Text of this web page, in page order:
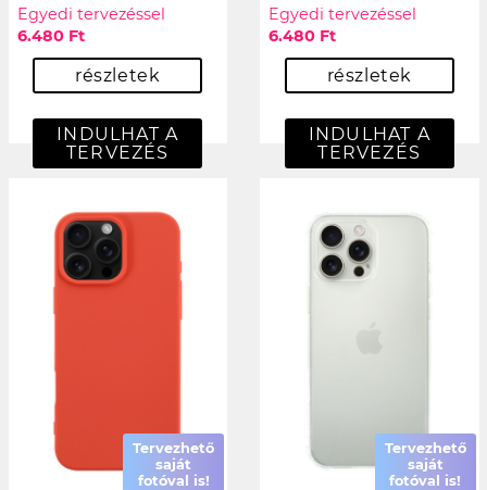
Egyedi tervezéssel
6.480 Ft
részletek
INDULHAT A
TERVEZÉS
Egyedi tervezéssel
6.480 Ft
részletek
INDULHAT A
TERVEZÉS
Tervezhető
saját
fotóval is!
Tervezhető
saját
fotóval is!